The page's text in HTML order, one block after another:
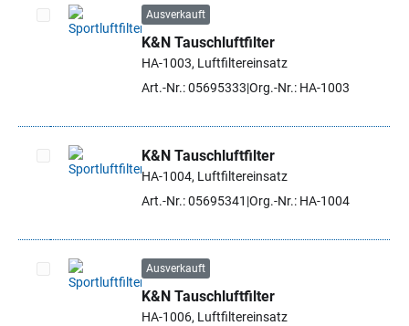
Artikel auswählen
Ausverkauft
K&N Tauschluftfilter
HA-1003, Luftfiltereinsatz
Art.-Nr.: 05695333 Org.-Nr.: HA-1003
Artikel auswählen
K&N Tauschluftfilter
HA-1004, Luftfiltereinsatz
Art.-Nr.: 05695341 Org.-Nr.: HA-1004
Artikel auswählen
Ausverkauft
K&N Tauschluftfilter
HA-1006, Luftfiltereinsatz